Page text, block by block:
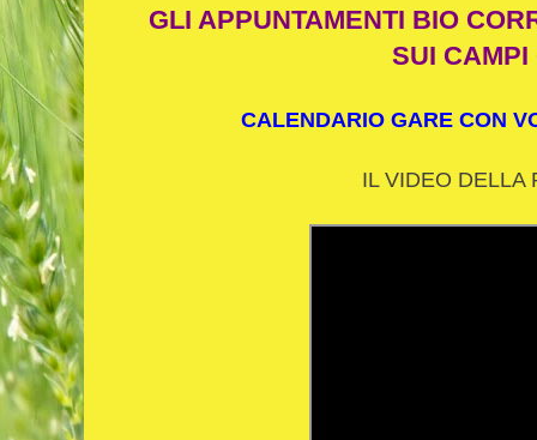
GLI APPUNTAMENTI BIO
SUI
CALENDARIO GARE CON
IL VIDEO DELLA